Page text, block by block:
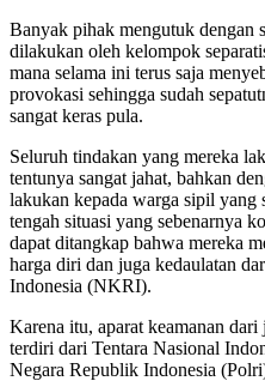
Banyak pihak mengutuk dengan
dilakukan oleh kelompok
mana selama ini terus saja
provokasi sehingga sudah
sangat keras pula.
Seluruh tindakan yang mereka
tentunya sangat jahat, bahkan
lakukan kepada warga sipil yang
tengah situasi yang sebenarnya
dapat ditangkap bahwa mereka
harga diri dan juga kedaulatan
Indonesia (NKRI).
Karena itu, aparat keamanan
terdiri dari Tentara Nasional
Negara Republik Indonesia